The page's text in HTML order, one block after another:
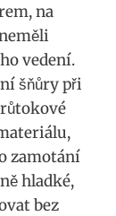
na
vedení.
šňůry při
zamotání
hladké,
bez